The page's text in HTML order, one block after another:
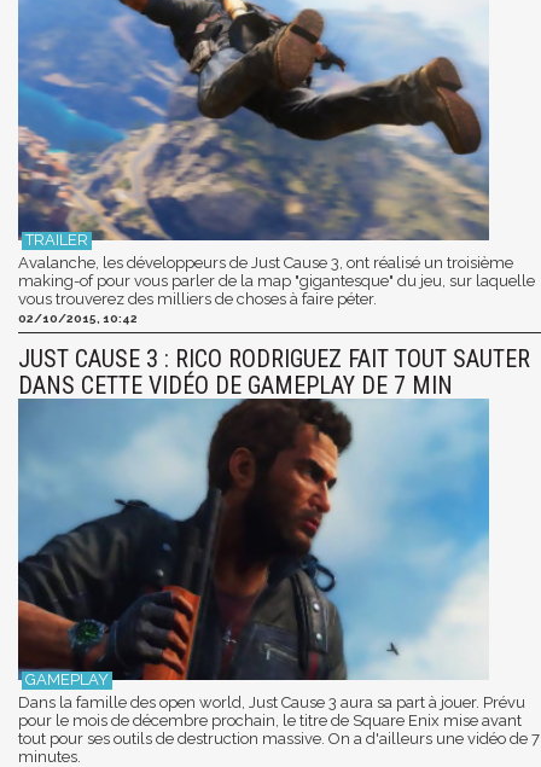
Avalanche, les développeurs de Just Cause 3, ont réalisé un troisième
making-of pour vous parler de la map "gigantesque" du jeu, sur laquelle
vous trouverez des milliers de choses à faire péter.
02/10/2015, 10:42
JUST CAUSE 3 : RICO RODRIGUEZ FAIT TOUT SAUTER
DANS CETTE VIDÉO DE GAMEPLAY DE 7 MIN
Dans la famille des open world, Just Cause 3 aura sa part à jouer. Prévu
pour le mois de décembre prochain, le titre de Square Enix mise avant
tout pour ses outils de destruction massive. On a d'ailleurs une vidéo de 7
minutes.